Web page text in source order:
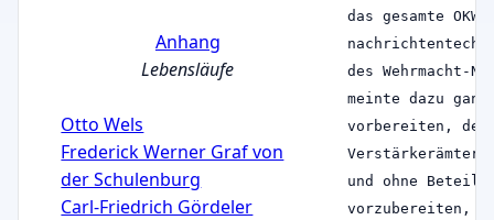
Anhang
Lebensläufe
Otto Wels
Frederick Werner Graf von
der Schulenburg
Carl-Friedrich Gördeler
das gesamte
des Wehrmacht-
meinte dazu
vorbereiten,
Verstärkerämter
und ohne
vorzubereiten,